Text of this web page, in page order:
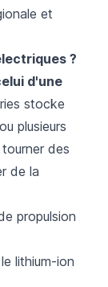
et
?
d'une
stocke
plusieurs
des
de la
propulsion
lithium-ion